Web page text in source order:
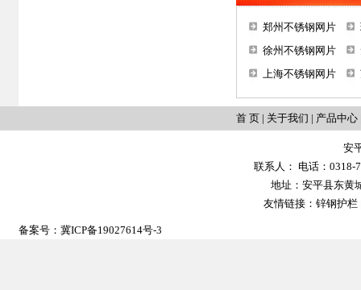
郑州不锈钢网片
徐州不锈钢网片
上海不锈钢网片
首 页 | 关于我们 | 产品中心
安
联系人： 电话：0318-
地址：安平县东黄
友情链接：锌钢护栏
备案号： 冀ICP备19027614号-3